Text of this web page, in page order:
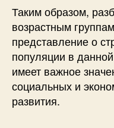
Таким образом,
возрастным
представление о
популяции в
имеет важное
социальных и
развития.